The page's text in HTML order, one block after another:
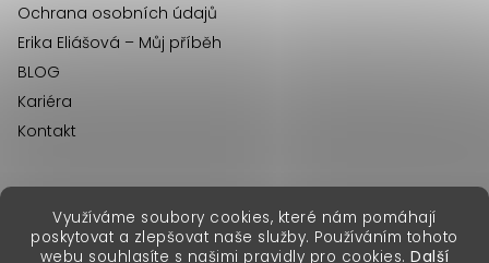
Využíváme soubory cookies, které nám pomáhají
poskytovat a zlepšovat naše služby. Používáním tohoto
webu souhlasíte s našimi pravidly pro cookies. Další
Ochrana osobních údajů
Erika Eliášová – Můj příběh
BLOG
Kariéra
Kontakt
Copyright 2026Erika Fashion. Všechna práva vyhrazena.
erikafashion.sk